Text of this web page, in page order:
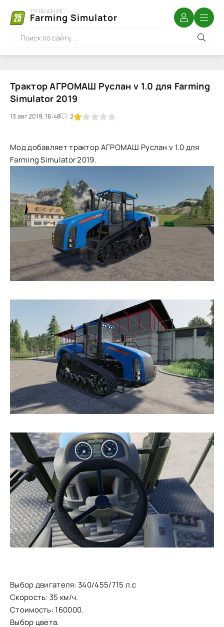
Farming Simulator
17/19/22/25
Трактор АГРОМАШ Руслан v 1.0 для Farming
Simulator 2019
13 авг 2019, 16:48 2
1 2 3 4 5
Мод добавляет трактор АГРОМАШ Руслан v 1.0 для
Farming Simulator 2019.
Выбор двигателя: 340/455/715 л.с
Скорость: 35 км/ч.
Стоимость: 160000.
Выбор цвета.